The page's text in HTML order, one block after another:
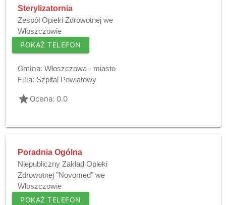
Sterylizatornia
Zespół Opieki Zdrowotnej we
Włoszczowie
POKAŻ TELEFON
Gmina: Włoszczowa - miasto
Filia: Szpital Powiatowy
gradeOcena: 0.0
Poradnia Ogólna
Niepubliczny Zakład Opieki
Zdrowotnej "Novomed" we
Włoszczowie
POKAŻ TELEFON